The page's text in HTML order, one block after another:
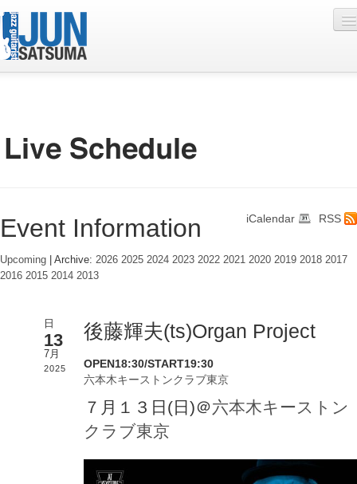
Discography
Photo
Contact
Online Lesson
RSS
iCalendar
Event Information
Upcoming | Archive: 2026 2025 2024 2023 2022 2021 2020 2019 2018 2017
2016 2015 2014 2013
日
13
7月
2025
後藤輝夫(ts)Organ Project
OPEN18:30/START19:30
六本木キーストンクラブ東京
７月１３日(日)＠六本木キーストン
クラブ東京